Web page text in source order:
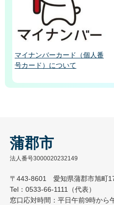
マイナンバーカード（個人番
号カード）について
蒲郡市
法人番号3000020232149
〒443-8601 愛知県蒲郡市旭町
Tel：0533-66-1111（代表）
窓口応対時間：平日午前9時から